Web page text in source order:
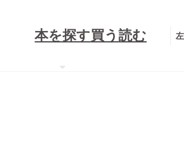
本を探す買う読む